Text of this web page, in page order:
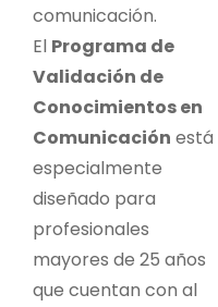
comunicación.
El Programa de
Validación de
Conocimientos en
Comunicación está
especialmente
diseñado para
profesionales
mayores de 25 años
que cuentan con al